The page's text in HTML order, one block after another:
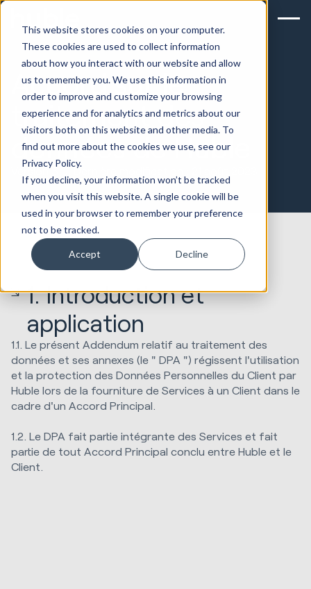
This website stores cookies on your computer.
These cookies are used to collect information
about how you interact with our website and allow
us to remember you. We use this information in
order to improve and customize your browsing
experience and for analytics and metrics about our
visitors both on this website and other media. To
find out more about the cookies we use, see our
Privacy Policy.
If you decline, your information won’t be tracked
when you visit this website. A single cookie will be
used in your browser to remember your preference
not to be tracked.
Accept Decline
Accord sur le
traitement des
données de Huble
Version 5.0, Dernière modification : 21 août 2023
1. Introduction et
application
1.1. Le présent Addendum relatif au traitement des
données et ses annexes (le " DPA ") régissent l'utilisation
et la protection des Données Personnelles du Client par
Huble lors de la fourniture de Services à un Client dans le
cadre d'un Accord Principal.
1.2. Le DPA fait partie intégrante des Services et fait
partie de tout Accord Principal conclu entre Huble et le
Client.